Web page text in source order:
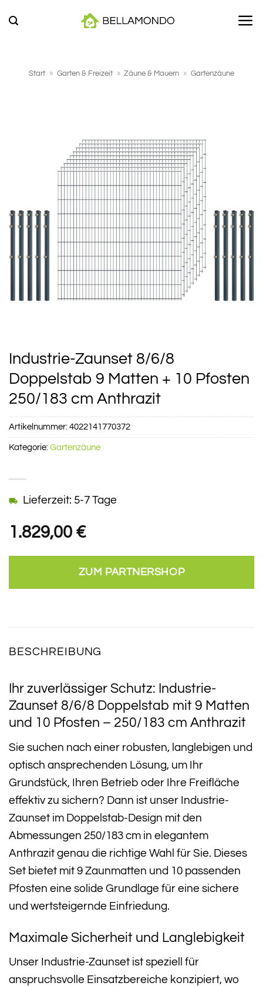
Inhalt
Start » Garten & Freizeit » Zäune & Mauern » Gartenzäune
Industrie-Zaunset 8/6/8
Doppelstab 9 Matten + 10 Pfosten
250/183 cm Anthrazit
1.829,00 €
Lieferzeit: 5-7 Tage
ZUM PARTNERSHOP
Artikelnummer: 4022141770372
Kategorie: Gartenzäune
BESCHREIBUNG
Ihr zuverlässiger Schutz: Industrie-
Zaunset 8/6/8 Doppelstab mit 9 Matten
und 10 Pfosten – 250/183 cm Anthrazit
Sie suchen nach einer robusten, langlebigen und
optisch ansprechenden Lösung, um Ihr
Grundstück, Ihren Betrieb oder Ihre Freifläche
effektiv zu sichern? Dann ist unser Industrie-
Zaunset im Doppelstab-Design mit den
Abmessungen 250/183 cm in elegantem
Anthrazit genau die richtige Wahl für Sie. Dieses
Set bietet mit 9 Zaunmatten und 10 passenden
Pfosten eine solide Grundlage für eine sichere
und wertsteigernde Einfriedung.
Maximale Sicherheit und Langlebigkeit
Unser Industrie-Zaunset ist speziell für
anspruchsvolle Einsatzbereiche konzipiert, wo